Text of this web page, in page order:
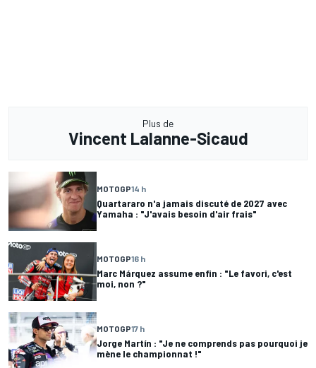
Plus de
Vincent Lalanne-Sicaud
MOTOGP14 h
Quartararo n'a jamais discuté de 2027 avec
Yamaha : "J'avais besoin d'air frais"
MOTOGP16 h
Marc Márquez assume enfin : "Le favori, c'est
moi, non ?"
MOTOGP17 h
Jorge Martín : "Je ne comprends pas pourquoi je
mène le championnat !"